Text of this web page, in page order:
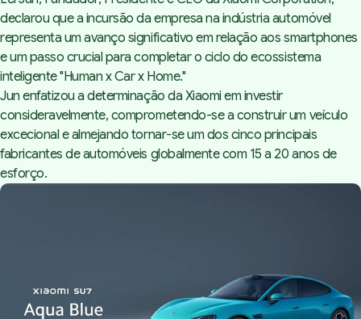
declarou que a incursão da empresa na indústria automóvel
representa um avanço significativo em relação aos smartphones
e um passo crucial para completar o ciclo do ecossistema
inteligente "Human x Car x Home."
Jun enfatizou a determinação da Xiaomi em investir
consideravelmente, comprometendo-se a construir um veículo
excecional e almejando tornar-se um dos cinco principais
fabricantes de automóveis globalmente com 15 a 20 anos de
esforço.